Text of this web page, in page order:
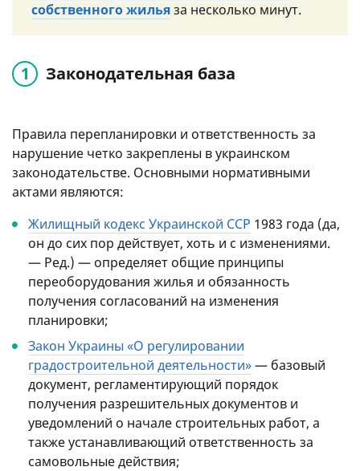
собственного жильяза несколько минут.
Законодательная база
Правила перепланировки и ответственность за
нарушение четко закреплены в украинском
законодательстве. Основными нормативными
актами являются:
Жилищный кодекс Украинской ССР 1983 года (да,
он до сих пор действует, хоть и с изменениями.
— Ред.) — определяет общие принципы
переоборудования жилья и обязанность
получения согласований на изменения
планировки;
Закон Украины «О регулировании
градостроительной деятельности»— базовый
документ, регламентирующий порядок
получения разрешительных документов и
уведомлений о начале строительных работ, а
также устанавливающий ответственность за
самовольные действия;